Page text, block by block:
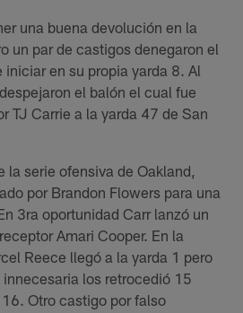
una buena devolución en la
un par de castigos denegaron el
en su propia yarda 8. Al
el balón el cual fue
TJ Carrie a la yarda 47 de San
la serie ofensiva de Oakland,
por Brandon Flowers para una
3ra oportunidad Carr lanzó un
Amari Cooper. En la
Reece llegó a la yarda 1 pero
los retrocedió 15
Otro castigo por falso